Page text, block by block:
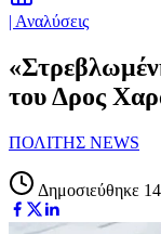
| Αναλύσεις
του Δρος
ΠΟΛΙΤΗΣ NEWS
Δημοσιεύθηκε